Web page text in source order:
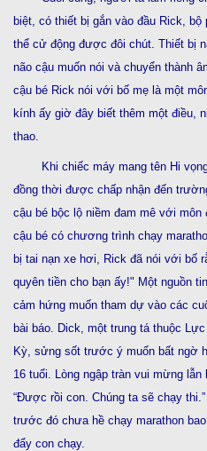
biệt, có thiết bị gắn vào đầu Rick,
thể cử động được đôi chút. Thiết bị
não cậu muốn nói và chuyển thành
cậu bé Rick nói với bố mẹ là một
kính ấy giờ đây biết thêm một điều,
thao.
Khi chiếc máy mang tên Hi
đồng thời được chấp nhận đến
cậu bé bộc lộ niềm đam mê với
cậu bé có chương trình chạy
bị tai nạn xe hơi, Rick đã nói với bố
quyên tiền cho bạn ấy!" Một nguồn
cảm hứng muốn tham dự vào các
bài báo. Dick, một trung tá thuộc
Kỳ, sửng sốt trước ý muốn bất ngờ
16 tuổi. Lòng ngập tràn vui mừng
“Được rồi con. Chúng ta sẽ chạy
trước đó chưa hề chạy marathon
đẩy con chạy.